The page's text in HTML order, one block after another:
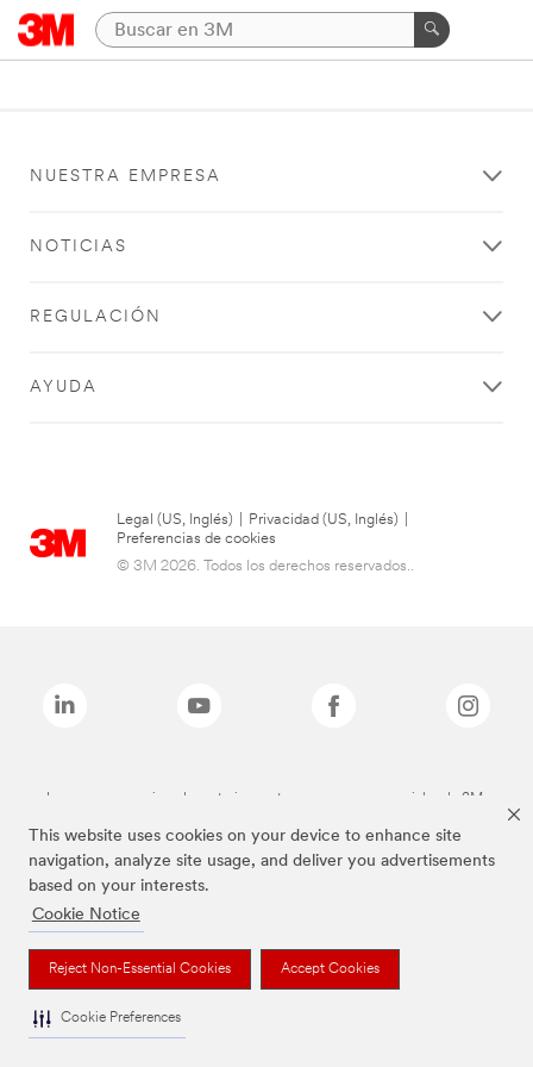
This website uses cookies on your device to enhance site
navigation, analyze site usage, and deliver you advertisements
based on your interests.
Cookie Notice
Reject Non-Essential Cookies Accept Cookies
Cookie Preferences
NUESTRA EMPRESA
NOTICIAS
REGULACIÓN
AYUDA
Legal (US, Inglés) Privacidad (US, Inglés)
Preferencias de cookies
© 3M 2026. Todos los derechos reservados..
Las marcas mencionadas anteriormente son marcas comerciales de 3M.